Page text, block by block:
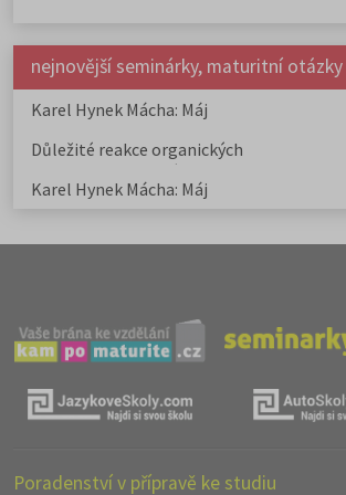
nejnovější seminárky, maturitní
Karel Hynek Mácha: Máj
Důležité reakce organických
sloučenin a jejich význam
Karel Hynek Mácha: Máj
Poradenství v přípravě ke studiu